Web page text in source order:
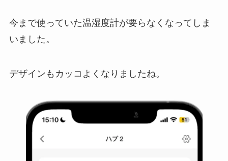
今まで使っていた温湿度計が要らなくなってしま
いました。
デザインもカッコよくなりましたね。